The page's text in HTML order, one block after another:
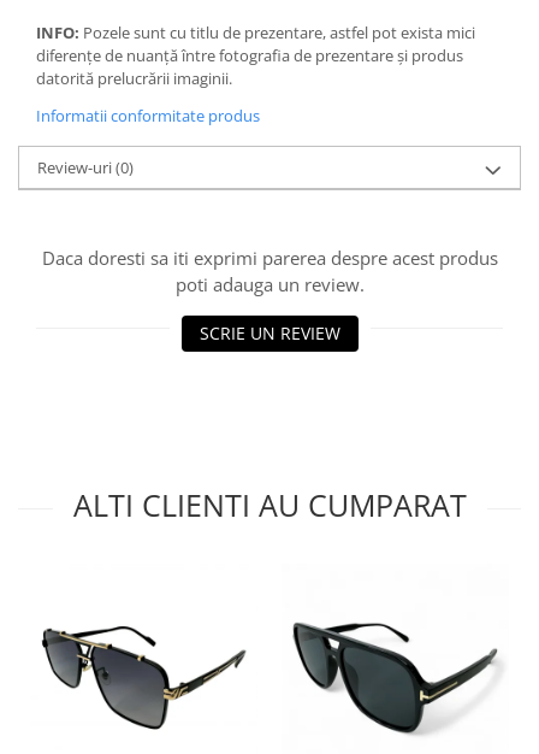
INFO: Pozele sunt cu titlu de prezentare, astfel pot exista mici
diferențe de nuanță între fotografia de prezentare și produs
datorită prelucrării imaginii.
Informatii conformitate produs
Review-uri(0)
Daca doresti sa iti exprimi parerea despre acest produs
poti adauga un review.
SCRIE UN REVIEW
ALTI CLIENTI AU CUMPARAT